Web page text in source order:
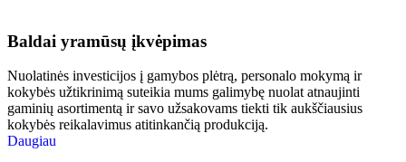
Baldai yramūsų įkvėpimas
Nuolatinės investicijos į gamybos plėtrą, personalo mokymą ir
kokybės užtikrinimą suteikia mums galimybę nuolat atnaujinti
gaminių asortimentą ir savo užsakovams tiekti tik aukščiausius
kokybės reikalavimus atitinkančią produkciją.
Daugiau